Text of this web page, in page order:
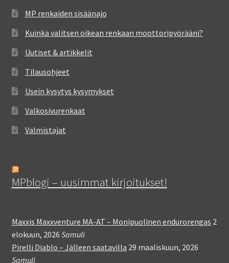
MP renkaiden sisäänajo
Kuinka valitsen oikean renkaan moottoripyörääni?
Uutiset & artikkelit
Tilausohjeet
Usein kysytys kysymykset
Valkosivurenkaat
Valmistajat
MPblogi – uusimmat kirjoitukset!
Maxxis Maxxventure MA-AT – Monipuolinen endurorengas 2
elokuun, 2026 Samuli
Pirelli Diablo – Jälleen saatavilla 29 maaliskuun, 2026
Samuli